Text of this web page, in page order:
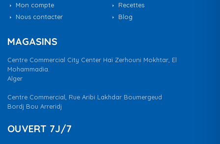
Mon compte
Recettes
Nous contacter
Blog
MAGASINS
Centre Commercial City Center Haï Zerhouni Mokhtar, El
Mohammadia.
Alger
Centre Commercial, Rue Aribi Lakhdar Boumergeud
Bordj Bou Arreridj
OUVERT 7J/7